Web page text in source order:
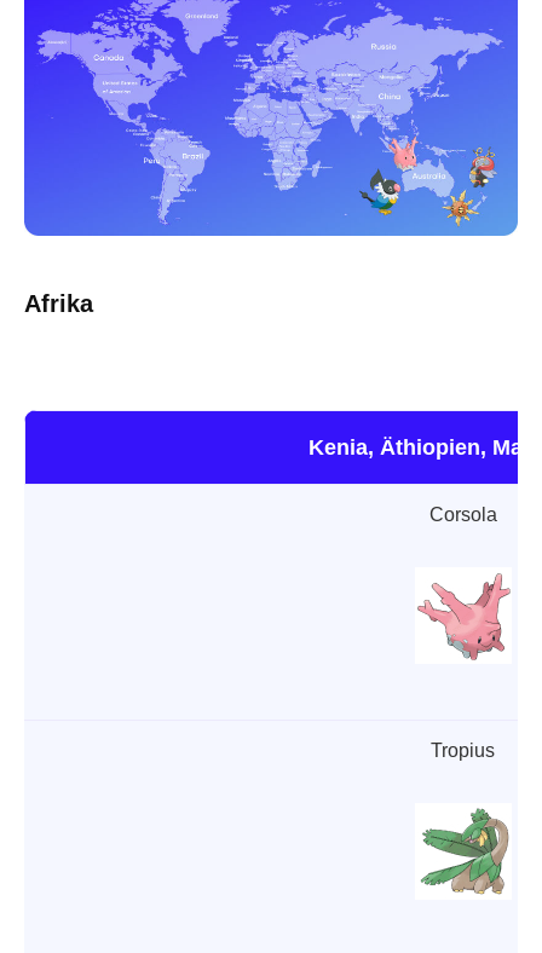
Afrika
Kenia, Äthiopien,
Corsola
Tropius